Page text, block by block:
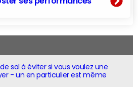
sol à éviter si vous voulez une
- un en particulier est même